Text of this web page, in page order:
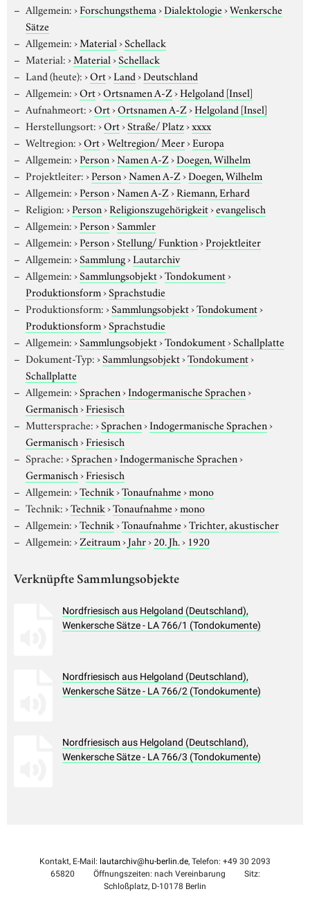
Allgemein:›Forschungsthema›Dialektologie›Wenkersche
Sätze
Allgemein:›Material›Schellack
Material:›Material›Schellack
Land (heute):›Ort›Land›Deutschland
Allgemein:›Ort›Ortsnamen A-Z›Helgoland [Insel]
Aufnahmeort:›Ort›Ortsnamen A-Z›Helgoland [Insel]
Herstellungsort:›Ort›Straße/ Platz›xxxx
Weltregion:›Ort›Weltregion/ Meer›Europa
Allgemein:›Person›Namen A-Z›Doegen, Wilhelm
Projektleiter:›Person›Namen A-Z›Doegen, Wilhelm
Allgemein:›Person›Namen A-Z›Riemann, Erhard
Religion:›Person›Religionszugehörigkeit›evangelisch
Allgemein:›Person›Sammler
Allgemein:›Person›Stellung/ Funktion›Projektleiter
Allgemein:›Sammlung›Lautarchiv
Allgemein:›Sammlungsobjekt›Tondokument›
Produktionsform›Sprachstudie
Produktionsform:›Sammlungsobjekt›Tondokument›
Produktionsform›Sprachstudie
Allgemein:›Sammlungsobjekt›Tondokument›Schallplatte
Dokument-Typ:›Sammlungsobjekt›Tondokument›
Schallplatte
Allgemein:›Sprachen›Indogermanische Sprachen›
Germanisch›Friesisch
Muttersprache:›Sprachen›Indogermanische Sprachen›
Germanisch›Friesisch
Sprache:›Sprachen›Indogermanische Sprachen›
Germanisch›Friesisch
Allgemein:›Technik›Tonaufnahme›mono
Technik:›Technik›Tonaufnahme›mono
Allgemein:›Technik›Tonaufnahme›Trichter, akustischer
Allgemein:›Zeitraum›Jahr›20. Jh.› 1920
Verknüpfte Sammlungsobjekte
Nordfriesisch aus Helgoland (Deutschland),
Wenkersche Sätze - LA 766/1 (Tondokumente)
Nordfriesisch aus Helgoland (Deutschland),
Wenkersche Sätze - LA 766/2 (Tondokumente)
Nordfriesisch aus Helgoland (Deutschland),
Wenkersche Sätze - LA 766/3 (Tondokumente)
Kontakt, E-Mail: lautarchiv@hu-berlin.de, Telefon: +49 30 2093
65820
Öffnungszeiten: nach Vereinbarung
Sitz:
Schloßplatz, D-10178 Berlin